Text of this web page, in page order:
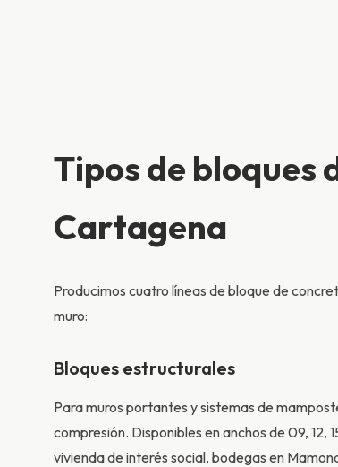
Tipos de bloques
Cartagena
Producimos cuatro líneas de bloque de
muro:
Bloques estructurales
Para muros portantes y sistemas de
compresión. Disponibles en anchos de 09, 12,
vivienda de interés social, bodegas en